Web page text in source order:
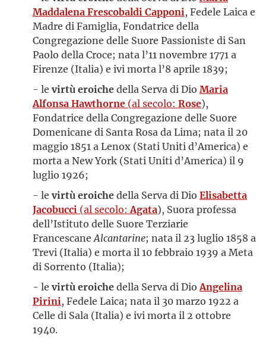
Maddalena Frescobaldi Capponi, Fedele Laica e
Madre di Famiglia, Fondatrice della
Congregazione delle Suore Passioniste di San
Paolo della Croce; nata l’11 novembre 1771 a
Firenze (Italia) e ivi morta l’8 aprile 1839;
- le virtù eroichedella Serva di Dio Maria
Alfonsa Hawthorne (al secolo: Rose),
Fondatrice della Congregazione delle Suore
Domenicane di Santa Rosa da Lima; nata il 20
maggio 1851 a Lenox (Stati Uniti d’America) e
morta a New York (Stati Uniti d’America) il 9
luglio 1926;
- le virtù eroichedella Serva di Dio Elisabetta
Jacobucci (al secolo: Agata), Suora professa
dell’Istituto delle Suore Terziarie
Francescane Alcantarine; nata il 23 luglio 1858 a
Trevi (Italia) e morta il 10 febbraio 1939 a Meta
di Sorrento (Italia);
- le virtù eroichedella Serva di Dio Angelina
Pirini, Fedele Laica; nata il 30 marzo 1922 a
Celle di Sala (Italia) e ivi morta il 2 ottobre
1940.